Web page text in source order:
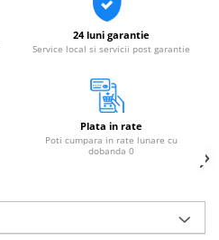
24 luni garantie
Service local si servicii post garantie
Plata in rate
Poti cumpara in rate lunare cu
dobanda 0